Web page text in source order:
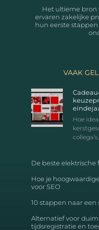
Het ultieme bron
ervaren zakelijke
hun eerste
VAAK
Hoe
De beste
Hoe je
voor SEO
10 stappen naar
Alternatief voor
tijdsregistratie en